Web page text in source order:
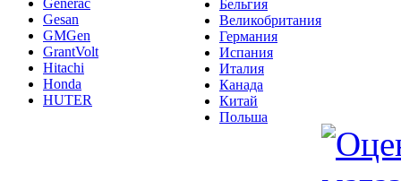
Generac
Gesan
GMGen
GrantVolt
Hitachi
Honda
HUTER
Бельгия
Великобритания
Германия
Испания
Италия
Канада
Китай
Польша